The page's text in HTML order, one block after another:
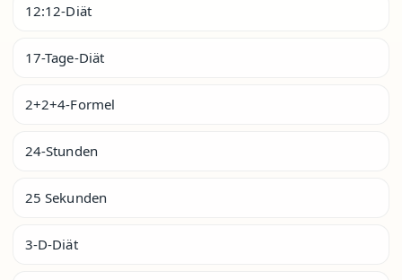
12:12-Diät
17-Tage-Diät
2+2+4-Formel
24-Stunden
25 Sekunden
3-D-Diät